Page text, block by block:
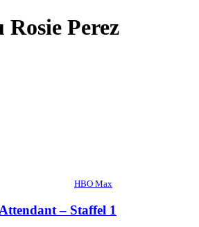
Rosie Perez
HBO Max
– Staffel 1